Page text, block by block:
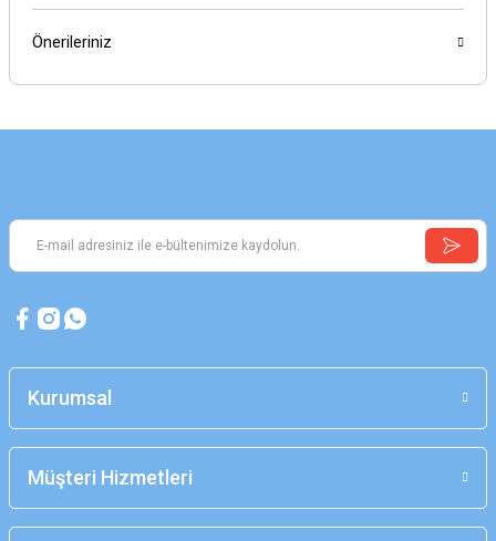
Önerileriniz
Kurumsal
Müşteri Hizmetleri